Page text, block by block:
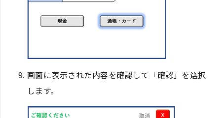
画面に表示された内容を確認して「確認」を選択
します。